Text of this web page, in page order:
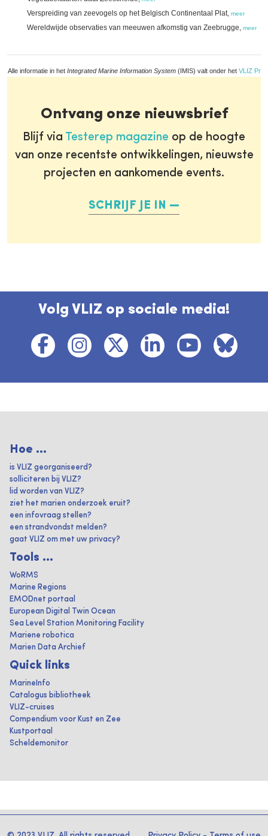
Verspreiding van zeevogels op het Belgisch Continentaal Plat, meer
Wereldwijde observaties van meeuwen afkomstig van Zeebrugge, meer
Alle informatie in het Integrated Marine Information System (IMIS) valt onder het VLIZ
Ontvang onze nieuwsbrief
Blijf via Testerep magazine op de hoogte
van onze recentste ontwikkelingen, nieuwste
projecten en aankomende events.
SCHRIJF JE IN
Volg VLIZ op sociale media!
Hoe ...
is VLIZ georganiseerd?
solliciteren bij VLIZ?
lid worden van VLIZ?
ziet het marien onderzoek eruit?
een infovraag stellen?
een strandvondst melden?
gaat VLIZ om met uw privacy?
Tools ...
WoRMS
Marine Regions
EMODnet portaal
European Digital Twin Ocean
Sea Level Station Monitoring Facility
Mariene robotica
Marien Data Archief
Quick links
MarineInfo
Catalogus bibliotheek
VLIZ-cruises
Compendium voor Kust en Zee
Kustportaal
Scheldemonitor